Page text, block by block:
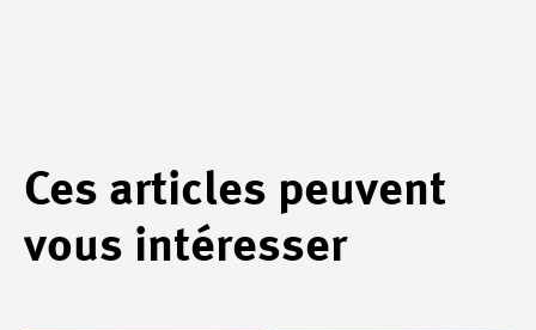
Ces articles peuvent
vous intéresser